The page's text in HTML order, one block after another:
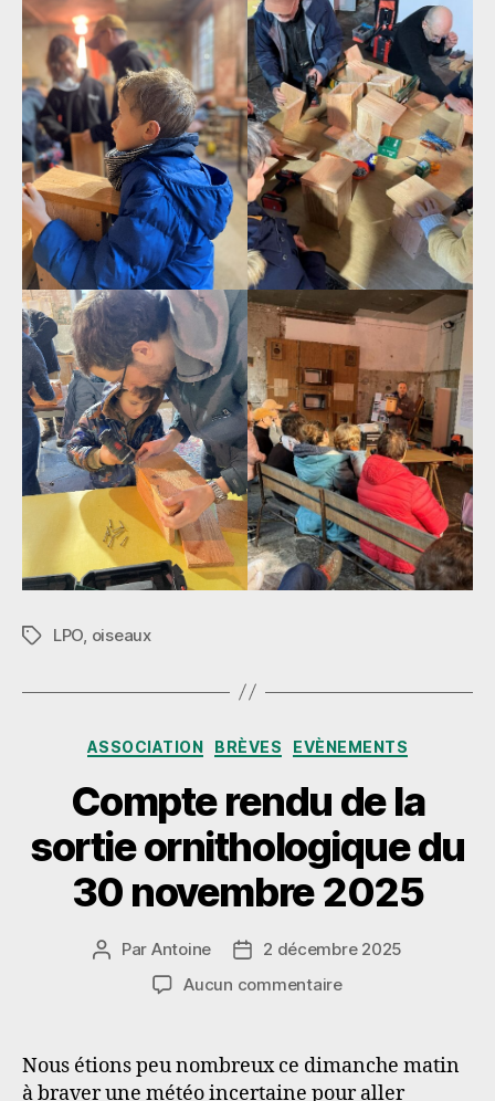
Étiquettes
LPO, oiseaux
Catégories
ASSOCIATION BRÈVES EVÈNEMENTS
Compte rendu de la
sortie ornithologique du
30 novembre 2025
Auteur
Par Antoine
Date2 décembre 2025
Aucun commentairesur
de
Nous étions peu nombreux ce dimanche matin
à braver une météo incertaine pour aller